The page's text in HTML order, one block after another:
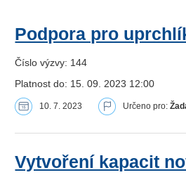
Podpora pro
Číslo výzvy: 144
Platnost do: 15. 09. 2023 12:00
10. 7. 2023 Určeno pro:
Vytvoření kapacit